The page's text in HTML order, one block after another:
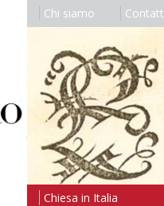
Chi siamo
Chiesa in Italia